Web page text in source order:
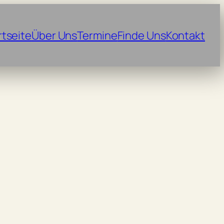
Über UnsTermineFinde UnsKontakt